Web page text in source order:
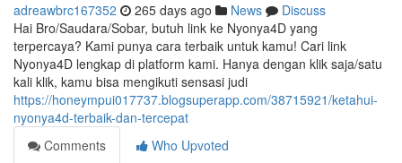
adreawbrc167352 265 days ago News
Discuss
Hai Bro/Saudara/Sobar, butuh link ke Nyonya4D yang
terpercaya? Kami punya cara terbaik untuk kamu! Cari link
Nyonya4D lengkap di platform kami. Hanya dengan klik saja/satu
kali klik, kamu bisa mengikuti sensasi judi
https://honeympui017737.blogsuperapp.com/38715921/ketahui-
nyonya4d-terbaik-dan-tercepat
Comments
Who Upvoted